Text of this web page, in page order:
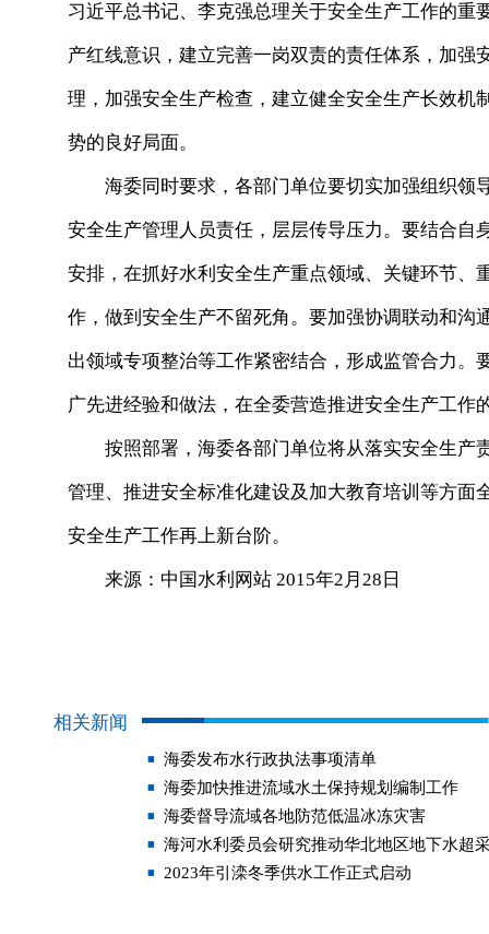
习近平总书记、李克强总理关于安全生产工作的
产红线意识，建立完善一岗双责的责任体系，加
理，加强安全生产检查，建立健全安全生产长效
势的良好局面。
海委同时要求，各部门单位要切实加强组织领
安全生产管理人员责任，层层传导压力。要结合
安排，在抓好水利安全生产重点领域、关键环节
作，做到安全生产不留死角。要加强协调联动和
出领域专项整治等工作紧密结合，形成监管合力
广先进经验和做法，在全委营造推进安全生产工作
按照部署，海委各部门单位将从落实安全生产
管理、推进安全标准化建设及加大教育培训等方
安全生产工作再上新台阶。
来源：中国水利网站 2015年2月28日
相关新闻
海委发布水行政执法事项清单
海委加快推进流域水土保持规划编制工作
海委督导流域各地防范低温冰冻灾害
海河水利委员会研究推动华北地区地下水超
2023年引滦冬季供水工作正式启动